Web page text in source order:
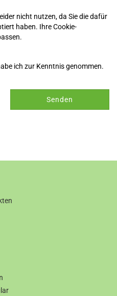
nicht nutzen, da Sie die dafür
haben. Ihre Cookie-
ich zur Kenntnis genommen.
Senden